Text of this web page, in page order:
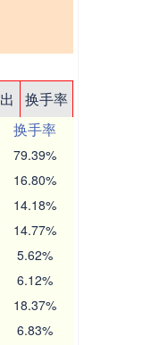
换手率
换手率
79.39%
16.80%
14.18%
14.77%
5.62%
6.12%
18.37%
6.83%